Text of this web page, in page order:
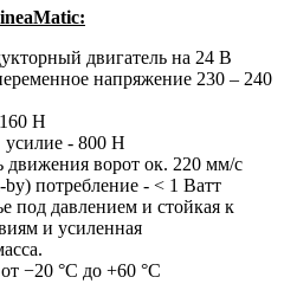
двигатель на 24 В
напряжение 230 – 240
Н
усилие - 800 Н
движения ворот ок. 220 мм/с
потребление - < 1 Ватт
под давлением и стойкая к
и усиленная
−20 °C до +60 °C